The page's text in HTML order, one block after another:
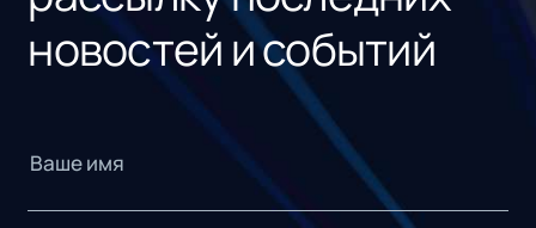
новостей и событий